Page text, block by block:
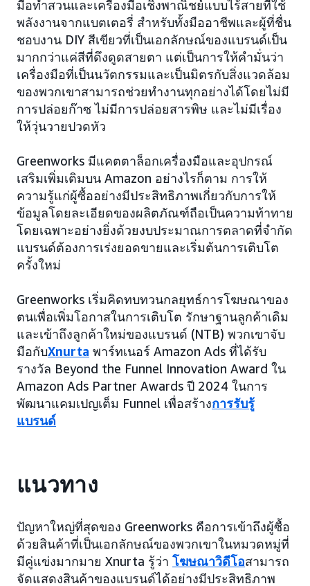
มือทำสวนและเครื่องมือเชิงพาณิชย์แบบไร้สายที่ใช้
พลังงานจากแบตเตอรี่ สำหรับทั้งมืออาชีพและผู้ที่ชื่น
ชอบงาน DIY สีเขียวที่เป็นเอกลักษณ์ของแบรนด์เป็น
มากกว่าแค่สีที่ดึงดูดสายตา แต่เป็นการให้คำมั่นว่า
เครื่องมือที่เป็นนวัตกรรมและเป็นมิตรกับสิ่งแวดล้อม
ของพวกเขาสามารถช่วยทำงานทุกอย่างได้โดยไม่มี
การปล่อยก๊าซ ไม่มีการปล่อยสารพิษ และไม่มีเรื่อง
ให้วุ่นวายปวดหัว
Greenworks มีแคตตาล็อกเครื่องมือและอุปกรณ์
เสริมเพิ่มเติมบน Amazon อย่างไรก็ตาม การให้
ความรู้แก่ผู้ซื้ออย่างมีประสิทธิภาพเกี่ยวกับการให้
ข้อมูลโดยละเอียดของผลิตภัณฑ์ถือเป็นความท้าทาย
โดยเฉพาะอย่างยิ่งด้วยงบประมาณการตลาดที่จำกัด
แบรนด์ต้องการเร่งยอดขายและเริ่มต้นการเติบโต
ครั้งใหม่
Greenworks เริ่มคิดทบทวนกลยุทธ์การโฆษณาของ
ตนเพื่อเพิ่มโอกาสในการเติบโต รักษาฐานลูกค้าเดิม
และเข้าถึงลูกค้าใหม่ของแบรนด์ (NTB) พวกเขาจับ
มือกับXnurta พาร์ทเนอร์ Amazon Ads ที่ได้รับ
รางวัล Beyond the Funnel Innovation Award ใน
Amazon Ads Partner Awards ปี 2024 ในการ
พัฒนาแคมเปญเต็ม Funnel เพื่อสร้างการรับรู้
แบรนด์
แนวทาง
ปัญหาใหญ่ที่สุดของ Greenworks คือการเข้าถึงผู้ซื้อ
ด้วยสินค้าที่เป็นเอกลักษณ์ของพวกเขาในหมวดหมู่ที่
มีคู่แข่งมากมาย Xnurta รู้ว่า โฆษณาวิดีโอสามารถ
จัดแสดงสินค้าของแบรนด์ได้อย่างมีประสิทธิภาพ